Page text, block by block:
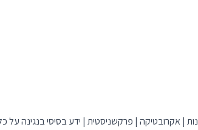
| אקרובטיקה | פרקשניסטית | ידע בסיסי בנגינה